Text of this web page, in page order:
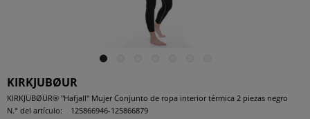
KIRKJUBØUR
KIRKJUBØUR® "Hafjall" Mujer Conjunto de ropa interior térmica 2 piezas negro
N.° del artículo:
125866946-125866879